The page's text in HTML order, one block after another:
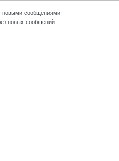
новыми сообщениями
новых сообщений